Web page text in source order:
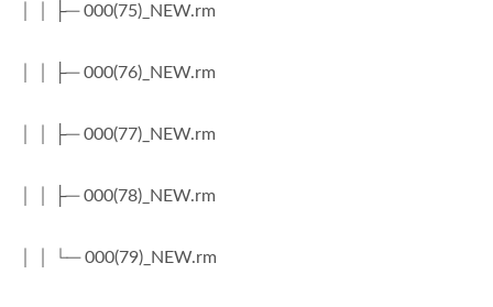
│ │ ├─ 000(75)_NEW.rm
│ │ ├─ 000(76)_NEW.rm
│ │ ├─ 000(77)_NEW.rm
│ │ ├─ 000(78)_NEW.rm
│ │ └─ 000(79)_NEW.rm